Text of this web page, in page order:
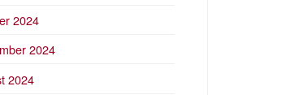
2024
2024
2024